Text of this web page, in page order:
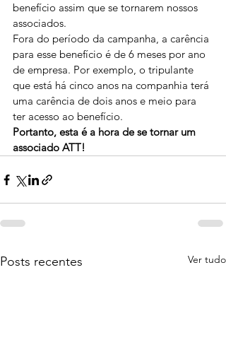
benefício assim que se tornarem nossos
associados.
Fora do período da campanha, a carência
para esse benefício é de 6 meses por ano
de empresa. Por exemplo, o tripulante
que está há cinco anos na companhia terá
uma carência de dois anos e meio para
ter acesso ao benefício.
Portanto, esta é a hora de se tornar um
associado ATT!
Posts recentes Ver tudo